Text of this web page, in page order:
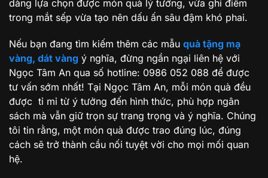
dàng lựa chọn được món quà lý tưởng, vừa ghi điểm
trong mắt sếp vừa tạo nên dấu ấn sâu đậm khó phai.
Nếu bạn đang tìm kiếm thêm các mẫu quà tặng mạ
vàng, dát vàng ý nghĩa, đừng ngần ngại liên hệ với
Ngọc Tâm An qua số hotline: 0986 052 088 để được
tư vấn sớm nhất! Tại Ngọc Tâm An, mỗi món quà đều
được tỉ mỉ từ ý tưởng đến hình thức, phù hợp ngân
sách mà vẫn giữ trọn sự trang trọng và ý nghĩa. Chúng
tôi tin rằng, một món quà được trao đúng lúc, đúng
cách sẽ trở thành cầu nối tuyệt vời cho mọi mối quan
hệ.